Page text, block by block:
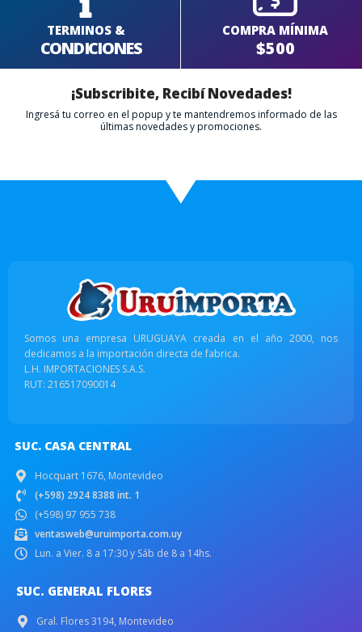
TERMINOS &
CONDICIONES
COMPRA MÍNIMA
$500
¡Subscribite, Recibí Novedades!
Ingresá tu correo en el popup y te mantendremos informado de las
últimas novedades y promociones.
Somos una empresa URUGUAYA creada en el año 2000, nos
dedicamos a la importación directa de fabrica.
L.H. IMPORTACIONES S.A.S.
RUT: 216517090014
SUC. CASA CENTRAL
Hocquart 1676, Montevideo
(+598) 2924 8388 int. 1
(+598) 97 955 738
ventasweb@uruimporta.com.uy
Lun. a Vier. 8 a 17:30 y Sáb de 8 a 14hs.
SUC. GENERAL FLORES
Gral. Flores 3194, Montevideo